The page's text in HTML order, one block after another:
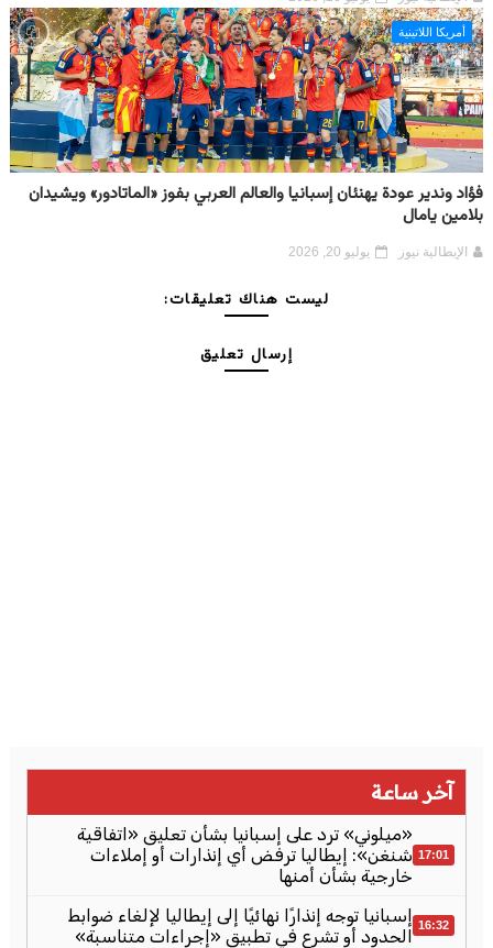
أمريكا اللاتينية
فؤاد وندير عودة يهنئان إسبانيا والعالم العربي بفوز «الماتادور» ويشيدان
بلامين يامال
الإيطالية نيوز يوليو 20, 2026
ليست هناك تعليقات:
إرسال تعليق
آخر ساعة
17:01
«ميلوني» ترد على إسبانيا بشأن تعليق «اتفاقية
شنغن»: إيطاليا ترفض أي إنذارات أو إملاءات
خارجية بشأن أمنها
16:32 إسبانيا توجه إنذارًا نهائيًا إلى إيطاليا لإلغاء ضوابط
الحدود أو تشرع في تطبيق «إجراءات متناسبة»